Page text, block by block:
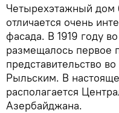
Четырехэтажный дом
отличается очень
фасада. В 1919 году
размещалось первое
представительство
Рыльским. В
располагается
Азербайджана.